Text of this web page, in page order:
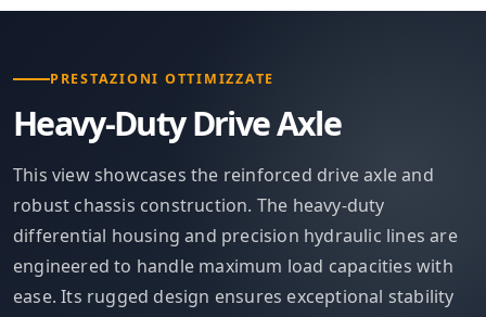
PRESTAZIONI OTTIMIZZATE
Heavy-Duty Drive Axle
This view showcases the reinforced drive axle and
robust chassis construction. The heavy-duty
differential housing and precision hydraulic lines are
engineered to handle maximum load capacities with
ease. Its rugged design ensures exceptional stability